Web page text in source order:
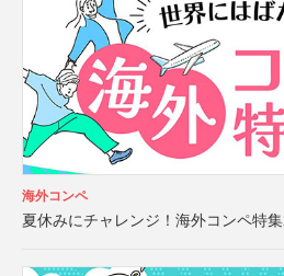
海外コンペ
夏休みにチャレンジ！海外コンペ特